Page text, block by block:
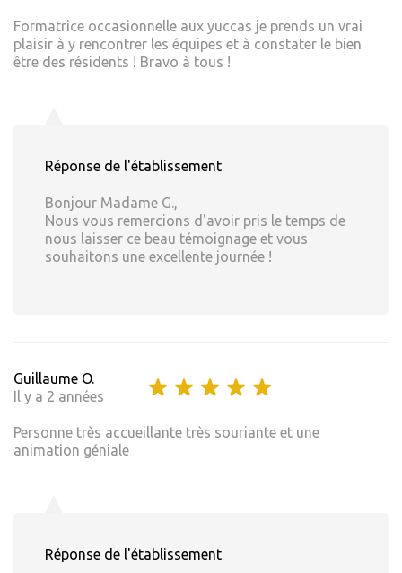
Formatrice occasionnelle aux yuccas je prends un vrai
plaisir à y rencontrer les équipes et à constater le bien
être des résidents ! Bravo à tous !
Réponse de l'établissement
Bonjour Madame G.,
Nous vous remercions d'avoir pris le temps de
nous laisser ce beau témoignage et vous
souhaitons une excellente journée !
Guillaume O.
Il y a 2 années
Personne très accueillante très souriante et une
animation géniale
Réponse de l'établissement